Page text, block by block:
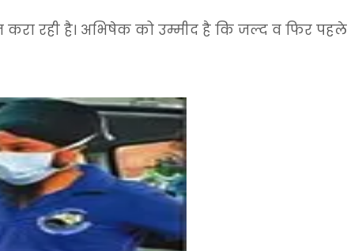
करा रही है। अभिषेक को उम्मीद है कि जल्द व फिर पहले